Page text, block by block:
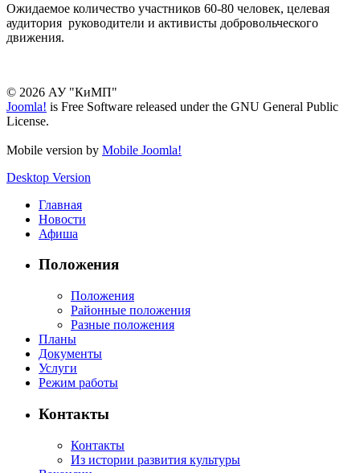
Ожидаемое количество участников 60-80 человек, целевая
аудитория руководители и активисты добровольческого
движения.
© 2026 АУ "КиМП"
Joomla! is Free Software released under the GNU General Public
License.
Mobile version by Mobile Joomla!
Desktop Version
Главная
Новости
Афиша
Положения
Положения
Районные положения
Разные положения
Планы
Документы
Услуги
Режим работы
Контакты
Контакты
Из истории развития культуры